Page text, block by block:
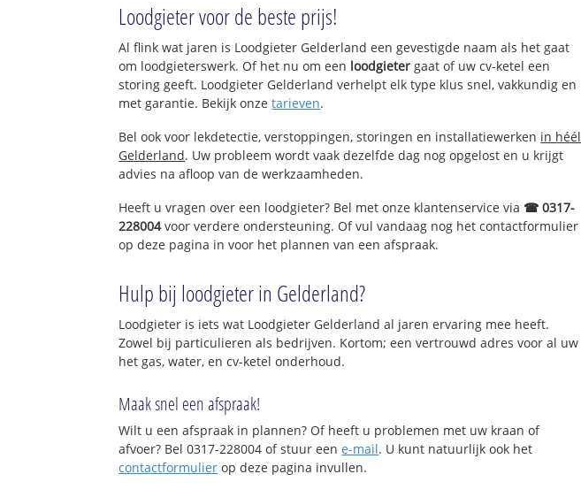
Loodgieter voor de beste prijs!
Al flink wat jaren is Loodgieter Gelderland een gevestigde naam als het gaat
om loodgieterswerk. Of het nu om een loodgieter gaat of uw cv-ketel een
storing geeft. Loodgieter Gelderland verhelpt elk type klus snel, vakkundig en
met garantie. Bekijk onzetarieven.
Bel ook voor lekdetectie, verstoppingen, storingen en installatiewerken in héél
Gelderland. Uw probleem wordt vaak dezelfde dag nog opgelost en u krijgt
advies na afloop van de werkzaamheden.
Heeft u vragen over een loodgieter? Bel met onze klantenservice via ☎ 0317-
228004voor verdere ondersteuning. Of vul vandaag nog het contactformulier
op deze pagina in voor het plannen van een afspraak.
Hulp bij loodgieter in Gelderland?
Loodgieter is iets wat Loodgieter Gelderland al jaren ervaring mee heeft.
Zowel bij particulieren als bedrijven. Kortom; een vertrouwd adres voor al uw
het gas, water, en cv-ketel onderhoud.
Maak snel een afspraak!
Wilt u een afspraak in plannen? Of heeft u problemen met uw kraan of
afvoer? Bel 0317-228004 of stuur eene-mail. U kunt natuurlijk ook het
contactformulier op deze pagina invullen.